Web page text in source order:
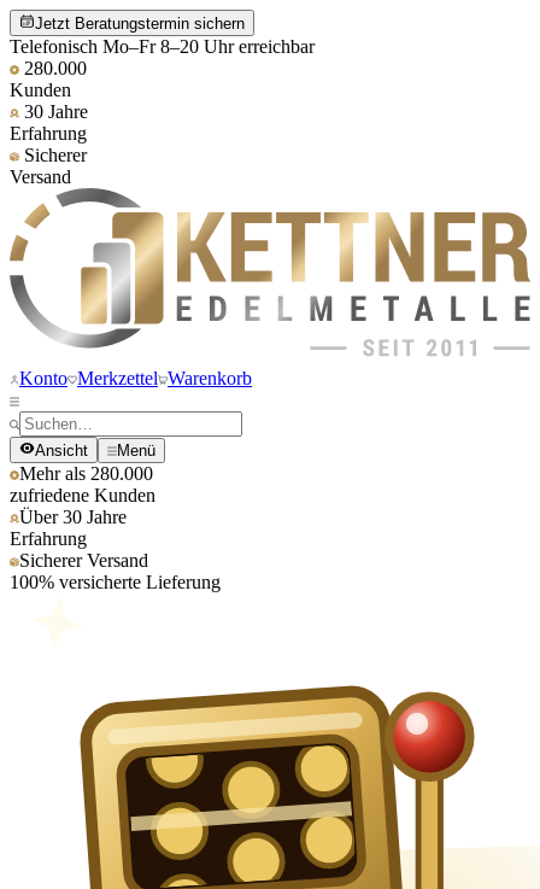
Jetzt Beratungstermin sichern
Telefonisch Mo–Fr 8–20 Uhr erreichbar
280.000
Kunden
30 Jahre
Erfahrung
Sicherer
Versand
Konto Merkzettel Warenkorb
Ansicht Menü
Mehr als 280.000
zufriedene Kunden
Über 30 Jahre
Erfahrung
Sicherer Versand
100% versicherte Lieferung